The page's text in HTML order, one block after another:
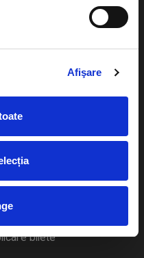
Afişare
comand bilete?
online sau cash
printat acasa
prin curier
bilete
bilete